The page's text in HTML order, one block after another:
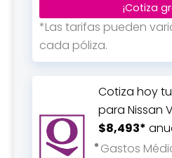
¡Cotiza
*Las tarifas pueden
cada póliza.
Cotiza hoy
para Nissan
$8,493*
Gastos